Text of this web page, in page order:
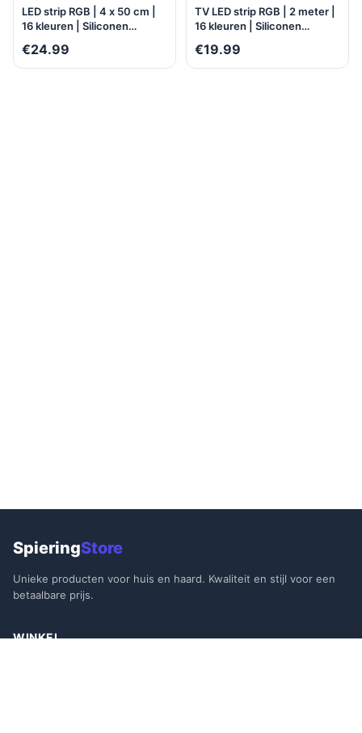
LED strip RGB | 4 x 50 cm |
16 kleuren | Siliconen
Milieuzuinig | Water- en
stofbestendig | Zelfklevend |
€24.99
TV LED strip RGB | 2 meter |
16 kleuren | Siliconen
en stofbestendig |
Zelfklevend |
€19.99
SpieringStore
Unieke producten voor huis en haard. Kwaliteit en stijl voor een
betaalbare prijs.
WINKEL